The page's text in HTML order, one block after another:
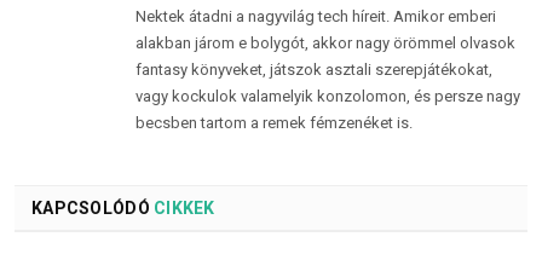
Nektek átadni a nagyvilág tech híreit. Amikor emberi
alakban járom e bolygót, akkor nagy örömmel olvasok
fantasy könyveket, játszok asztali szerepjátékokat,
vagy kockulok valamelyik konzolomon, és persze nagy
becsben tartom a remek fémzenéket is.
KAPCSOLÓDÓ CIKKEK